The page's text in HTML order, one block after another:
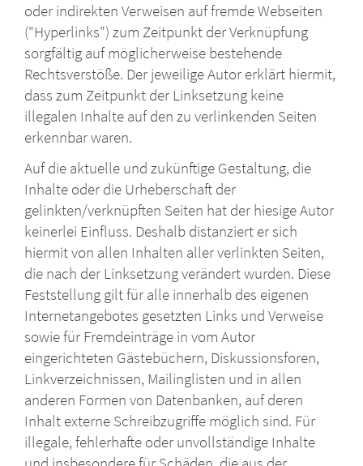
oder indirekten Verweisen auf fremde Webseiten
("Hyperlinks") zum Zeitpunkt der Verknüpfung
sorgfältig auf möglicherweise bestehende
Rechtsverstöße. Der jeweilige Autor erklärt hiermit,
dass zum Zeitpunkt der Linksetzung keine
illegalen Inhalte auf den zu verlinkenden Seiten
erkennbar waren.
Auf die aktuelle und zukünftige Gestaltung, die
Inhalte oder die Urheberschaft der
gelinkten/verknüpften Seiten hat der hiesige Autor
keinerlei Einfluss. Deshalb distanziert er sich
hiermit von allen Inhalten aller verlinkten Seiten,
die nach der Linksetzung verändert wurden. Diese
Feststellung gilt für alle innerhalb des eigenen
Internetangebotes gesetzten Links und Verweise
sowie für Fremdeinträge in vom Autor
eingerichteten Gästebüchern, Diskussionsforen,
Linkverzeichnissen, Mailinglisten und in allen
anderen Formen von Datenbanken, auf deren
Inhalt externe Schreibzugriffe möglich sind. Für
illegale, fehlerhafte oder unvollständige Inhalte